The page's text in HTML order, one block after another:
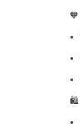
🧡
🛍️